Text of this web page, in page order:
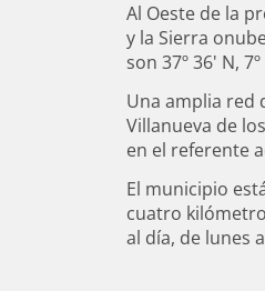
Centro Joven
Carné Joven
Campos de Trabajo
Programa Ciudades
Corresponsales Juveniles
Asociación Juvenil
Santa Bárbara
Pista Hípica
Andecab
Danza de las Espadas
Gastronomía
Al Oeste de la
y la Sierra
son 37º 36' N,
Una amplia red
Villanueva de
en el referente
El municipio
cuatro
al día, de lunes